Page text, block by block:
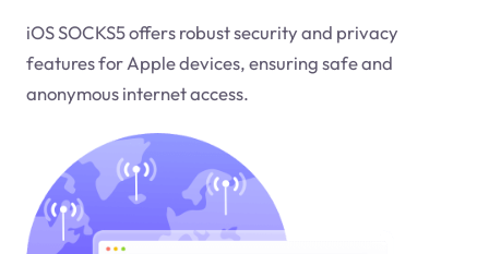
iOS SOCKS5 offers robust security and privacy
features for Apple devices, ensuring safe and
anonymous internet access.